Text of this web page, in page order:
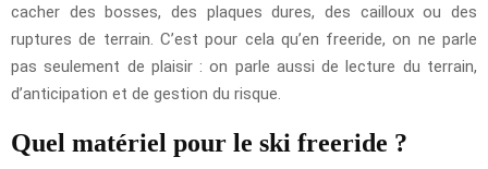
cacher des bosses, des plaques dures, des cailloux ou des
ruptures de terrain. C’est pour cela qu’en freeride, on ne parle
pas seulement de plaisir : on parle aussi de lecture du terrain,
d’anticipation et de gestion du risque.
Quel matériel pour le ski freeride ?